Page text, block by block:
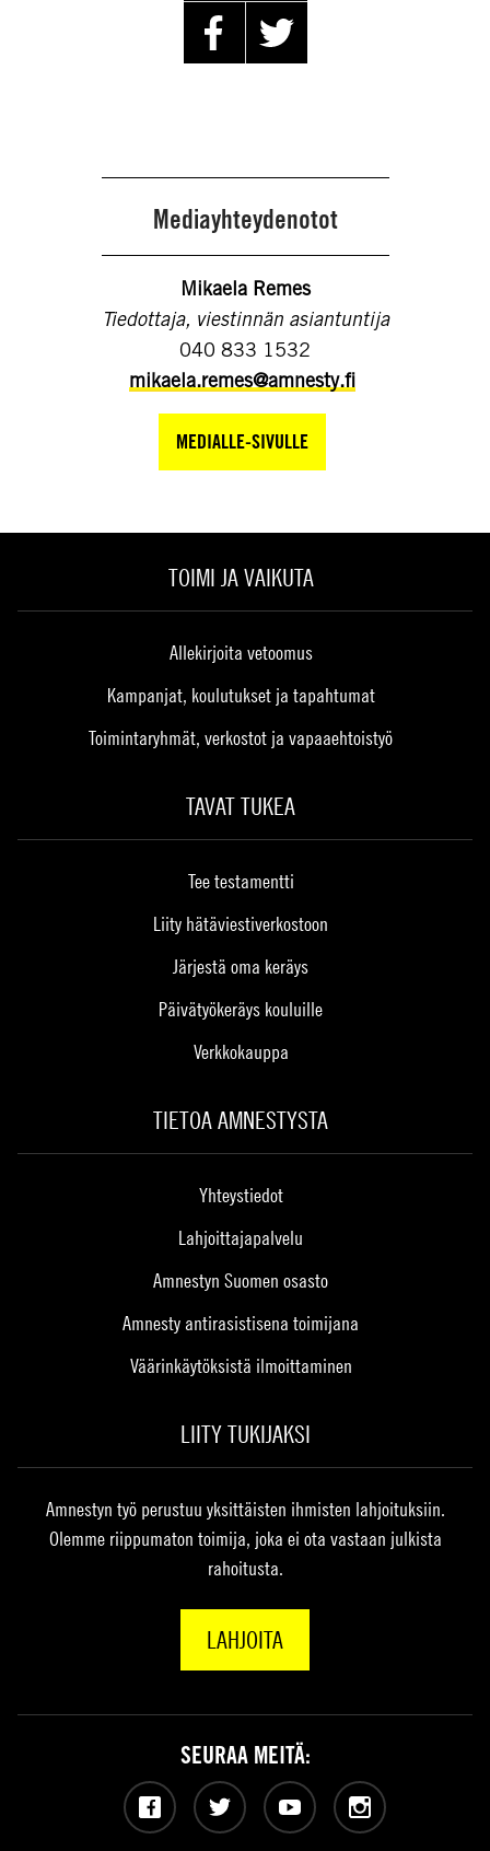
Mediayhteydenotot
Mikaela Remes
Tiedottaja, viestinnän asiantuntija
040 833 1532
mikaela.remes@amnesty.fi
MEDIALLE-SIVULLE
TOIMI JA VAIKUTA
Allekirjoita vetoomus
Kampanjat, koulutukset ja tapahtumat
Toimintaryhmät, verkostot ja vapaaehtoistyö
TAVAT TUKEA
Tee testamentti
Liity hätäviestiverkostoon
Järjestä oma keräys
Päivätyökeräys kouluille
Verkkokauppa
TIETOA AMNESTYSTA
Yhteystiedot
Lahjoittajapalvelu
Amnestyn Suomen osasto
Amnesty antirasistisena toimijana
Väärinkäytöksistä ilmoittaminen
LIITY TUKIJAKSI
Amnestyn työ perustuu yksittäisten ihmisten lahjoituksiin.
Olemme riippumaton toimija, joka ei ota vastaan julkista
rahoitusta.
LAHJOITA
SEURAA MEITÄ:
Facebook Twitter YouTubeInstagram